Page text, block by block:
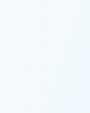
de Quilowatt-